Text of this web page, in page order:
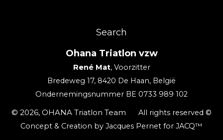
Search
Ohana Triatlon vzw
René Mat, Voorzitter
Bredeweg 17, 8420 De Haan, België
Ondernemingsnummer BE 0733 989 102
© 2026, OHANA Triatlon Team
All rights reserved ©
Concept & Creation by Jacques Pernet for JACQ™